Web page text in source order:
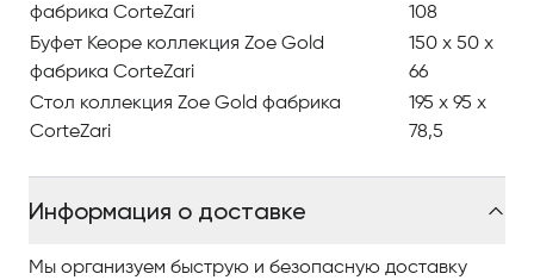
фабрика CorteZari
108
Буфет Keope коллекция Zoe Gold
фабрика CorteZari
150 x 50 x
66
Стол коллекция Zoe Gold фабрика
CorteZari
195 x 95 x
78,5
Информация о доставке
Мы организуем быструю и безопасную доставку